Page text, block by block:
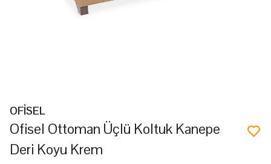
OFİSEL
Ofisel Ottoman Üçlü Koltuk Kanepe
Deri Koyu Krem